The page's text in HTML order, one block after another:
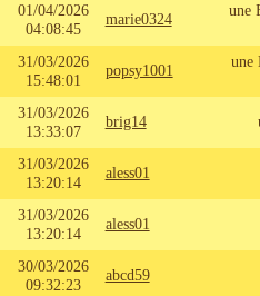
01/04/2026
04:08:45
marie0324
une
31/03/2026
15:48:01
popsy1001
une
31/03/2026
13:33:07
brig14
31/03/2026
13:20:14
aless01
31/03/2026
13:20:14
aless01
30/03/2026
09:32:23
abcd59